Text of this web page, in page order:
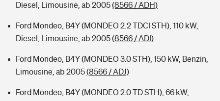
Diesel, Limousine, ab 2005(8566 / ADH)
Ford Mondeo, B4Y (MONDEO 2.2 TDCI STH), 110 kW,
Diesel, Limousine, ab 2005(8566 / ADI)
Ford Mondeo, B4Y (MONDEO 3.0 STH), 150 kW, Benzin,
Limousine, ab 2005(8566 / ADJ)
Ford Mondeo, B4Y (MONDEO 2.0 TD STH), 66 kW,